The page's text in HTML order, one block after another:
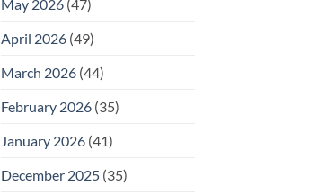
May 2026(47)
April 2026(49)
March 2026(44)
February 2026(35)
January 2026(41)
December 2025(35)